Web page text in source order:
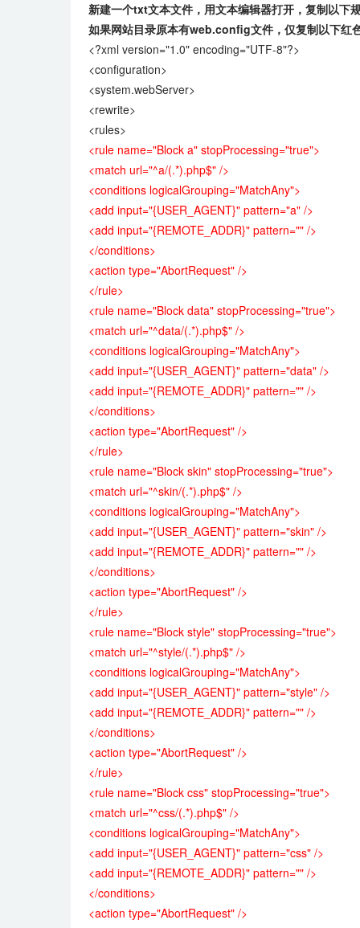
新建一个txt文本文件，用文本编辑器打开，复制以
如果网站目录原本有web.config文件，仅复制以下红
<?xml version="1.0" encoding="UTF-8"?>
<configuration>
<system.webServer>
<rewrite>
<rules>
<rule name="Block a" stopProcessing="true">
<match url="^a/(.*).php$" />
<conditions logicalGrouping="MatchAny">
<add input="{USER_AGENT}" pattern="a" />
<add input="{REMOTE_ADDR}" pattern="" />
</conditions>
<action type="AbortRequest" />
</rule>
<rule name="Block data" stopProcessing="true">
<match url="^data/(.*).php$" />
<conditions logicalGrouping="MatchAny">
<add input="{USER_AGENT}" pattern="data" />
<add input="{REMOTE_ADDR}" pattern="" />
</conditions>
<action type="AbortRequest" />
</rule>
<rule name="Block skin" stopProcessing="true">
<match url="^skin/(.*).php$" />
<conditions logicalGrouping="MatchAny">
<add input="{USER_AGENT}" pattern="skin" />
<add input="{REMOTE_ADDR}" pattern="" />
</conditions>
<action type="AbortRequest" />
</rule>
<rule name="Block style" stopProcessing="true">
<match url="^style/(.*).php$" />
<conditions logicalGrouping="MatchAny">
<add input="{USER_AGENT}" pattern="style" />
<add input="{REMOTE_ADDR}" pattern="" />
</conditions>
<action type="AbortRequest" />
</rule>
<rule name="Block css" stopProcessing="true">
<match url="^css/(.*).php$" />
<conditions logicalGrouping="MatchAny">
<add input="{USER_AGENT}" pattern="css" />
<add input="{REMOTE_ADDR}" pattern="" />
</conditions>
<action type="AbortRequest" />